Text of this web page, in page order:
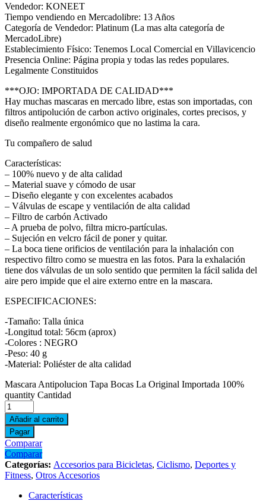
Vendedor: KONEET
Tiempo vendiendo en Mercadolibre: 13 Años
Categoría de Vendedor: Platinum (La mas alta categoría de
MercadoLibre)
Establecimiento Físico: Tenemos Local Comercial en Villavicencio
Presencia Online: Página propia y todas las redes populares.
Legalmente Constituidos
***OJO: IMPORTADA DE CALIDAD***
Hay muchas mascaras en mercado libre, estas son importadas, con
filtros antipolución de carbon activo originales, cortes precisos, y
diseño realmente ergonómico que no lastima la cara.
Tu compañero de salud
Características:
– 100% nuevo y de alta calidad
– Material suave y cómodo de usar
– Diseño elegante y con excelentes acabados
– Válvulas de escape y ventilación de alta calidad
– Filtro de carbón Activado
– A prueba de polvo, filtra micro-partículas.
– Sujeción en velcro fácil de poner y quitar.
– La boca tiene orificios de ventilación para la inhalación con
respectivo filtro como se muestra en las fotos. Para la exhalación
tiene dos válvulas de un solo sentido que permiten la fácil salida del
aire pero impide que el aire externo entre en la mascara.
ESPECIFICACIONES:
-Tamaño: Talla única
-Longitud total: 56cm (aprox)
-Colores : NEGRO
-Peso: 40 g
-Material: Poliéster de alta calidad
Mascara Antipolucion Tapa Bocas La Original Importada 100%
quantity Cantidad
Añadir al carrito
Pagar
Comparar
Comparar
Categorías: Accesorios para Bicicletas, Ciclismo, Deportes y
Fitness, Otros Accesorios
Características